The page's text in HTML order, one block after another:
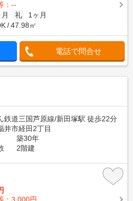
：--
礼
1ヶ月
47.98㎡
電話で問合せ
鉄道三国芦原線/新田塚駅 徒歩22分
井市経田2丁目
築30年
2階建
：3,000円